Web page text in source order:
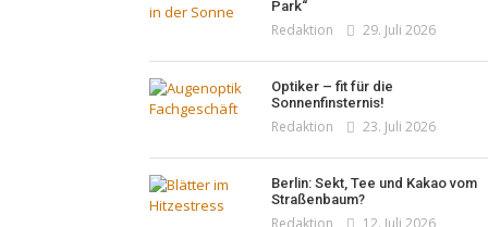
Park“
Redaktion 29. Juli 2026
Optiker – fit für die
Sonnenfinsternis!
Redaktion 23. Juli 2026
Berlin: Sekt, Tee und Kakao vom
Straßenbaum?
Redaktion 12. Juli 2026